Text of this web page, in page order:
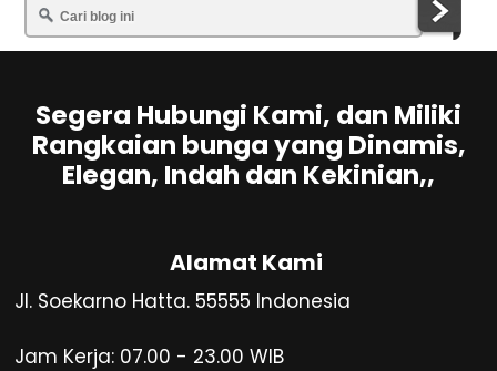
Segera Hubungi Kami, dan Miliki
Rangkaian bunga yang Dinamis,
Elegan, Indah dan Kekinian,,
Alamat Kami
Jl. Soekarno Hatta. 55555 Indonesia
Jam Kerja: 07.00 - 23.00 WIB